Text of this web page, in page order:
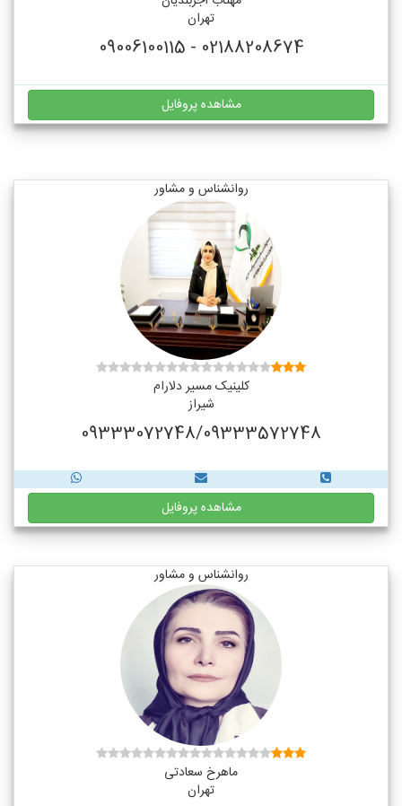
تهران
02188208674 - 09006100115
مشاهده پروفایل
روانشناس و مشاور
کلینیک مسیر دلارام
شیراز
09333072748/09333572748
مشاهده پروفایل
روانشناس و مشاور
ماهرخ سعادتی
تهران